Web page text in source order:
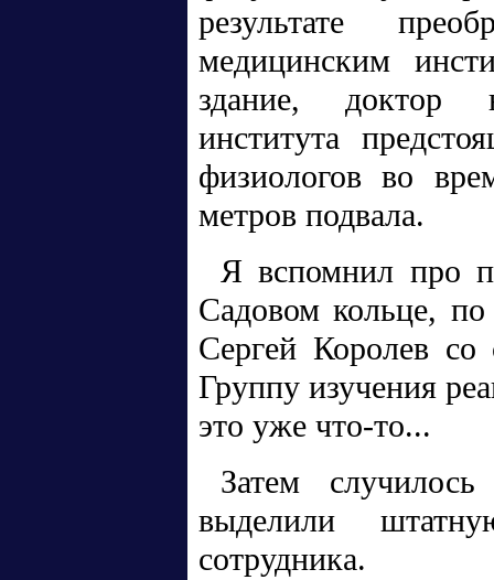
результате
медицинским
здание, доктор
института
физиологов во
метров подвала.
Я вспомнил про
Садовом кольце,
Сергей Королев со
Группу изучения
это уже что-то...
Затем
выделили
сотрудника.